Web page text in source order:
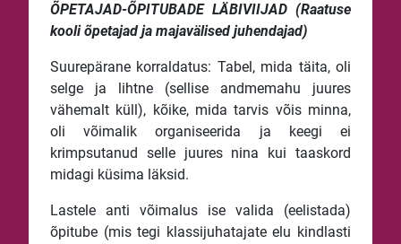
ÕPETAJAD-ÕPITUBADE LÄBIVIIJAD (Raatuse
kooli õpetajad ja majavälised juhendajad)
Suurepärane korraldatus: Tabel, mida täita, oli
selge ja lihtne (sellise andmemahu juures
vähemalt küll), kõike, mida tarvis võis minna,
oli võimalik organiseerida ja keegi ei
krimpsutanud selle juures nina kui taaskord
midagi küsima läksid.
Lastele anti võimalus ise valida (eelistada)
õpitube (mis tegi klassijuhatajate elu kindlasti